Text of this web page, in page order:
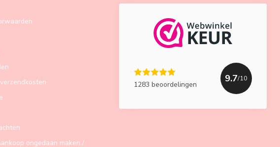
ongedaan maken /
1283 beoordelingen
9.7/10